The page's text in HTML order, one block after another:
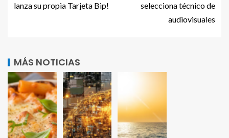
lanza su propia Tarjeta Bip!
selecciona técnico de
audiovisuales
MÁS NOTICIAS